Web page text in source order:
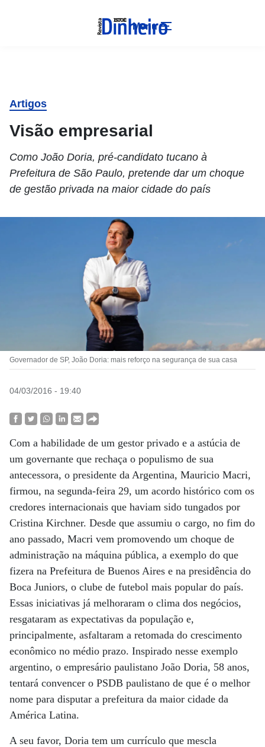
Menu
Artigos
Visão empresarial
Como João Doria, pré-candidato tucano à
Prefeitura de São Paulo, pretende dar um choque
de gestão privada na maior cidade do país
Governador de SP, João Doria: mais reforço na segurança de sua casa
04/03/2016 - 19:40
Com a habilidade de um gestor privado e a astúcia de
um governante que rechaça o populismo de sua
antecessora, o presidente da Argentina, Mauricio Macri,
firmou, na segunda-feira 29, um acordo histórico com os
credores internacionais que haviam sido tungados por
Cristina Kirchner. Desde que assumiu o cargo, no fim do
ano passado, Macri vem promovendo um choque de
administração na máquina pública, a exemplo do que
fizera na Prefeitura de Buenos Aires e na presidência do
Boca Juniors, o clube de futebol mais popular do país.
Essas iniciativas já melhoraram o clima dos negócios,
resgataram as expectativas da população e,
principalmente, asfaltaram a retomada do crescimento
econômico no médio prazo. Inspirado nesse exemplo
argentino, o empresário paulistano João Doria, 58 anos,
tentará convencer o PSDB paulistano de que é o melhor
nome para disputar a prefeitura da maior cidade da
América Latina.
A seu favor, Doria tem um currículo que mescla